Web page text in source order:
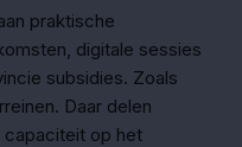
praktische
digitale sessies
subsidies. Zoals
Daar delen
capaciteit op het